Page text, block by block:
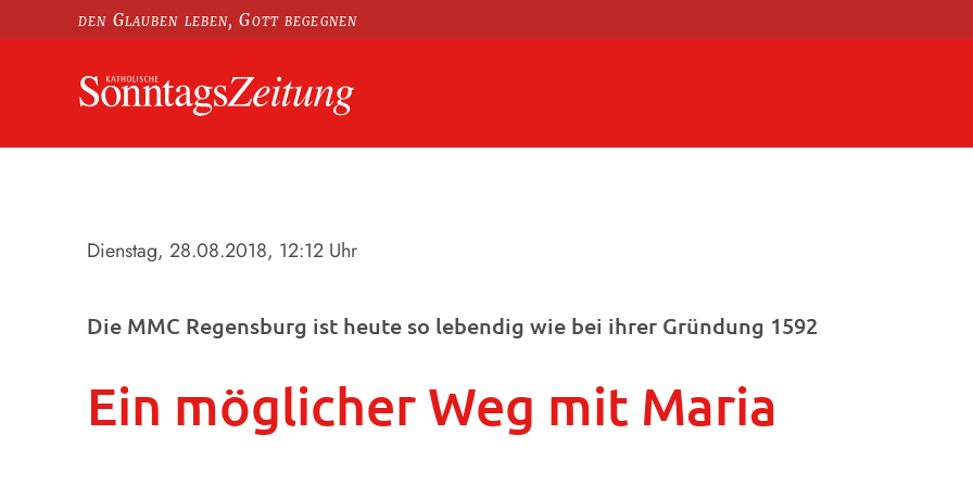
den Glauben leben, Gott begegnen
Dienstag, 28.08.2018, 12:12 Uhr
Die MMC Regensburg ist heute so lebendig wie bei ihrer Gründung 1592
Ein möglicher Weg mit Maria